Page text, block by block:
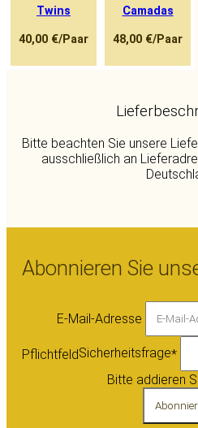
Twins
40,00 €/Paar
Camadas
48,00 €/Paar
Bitte beachten Sie unsere
ausschließlich an
Abonnieren Sie
E-Mail-Adresse
PflichtfeldSicherheitsfrage*
Bitte addieren